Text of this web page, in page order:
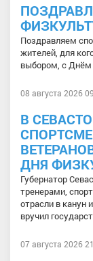
Поздравляем
жителей, для
выбором, с Днём
08 августа 2026
В
ДНЯ
Губернатор
тренерами,
отрасли в канун
вручил
07 августа 2026